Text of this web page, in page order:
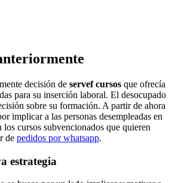
decisión de servef cursos que ofrecía
para su inserción laboral. El desocupado
sobre su formación. A partir de ahora
implicar a las personas desempleadas en
los cursos subvencionados que quieren
de pedidos por whatsapp.
estrategia